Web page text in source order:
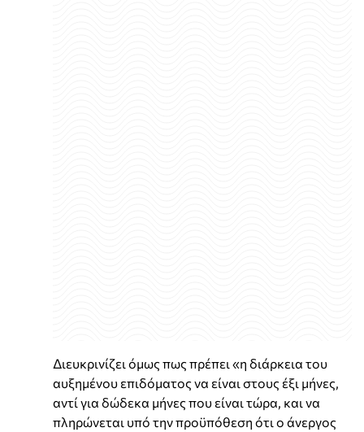
Διευκρινίζει όμως πως πρέπει «η διάρκεια του
αυξημένου επιδόματος να είναι στους έξι μήνες,
αντί για δώδεκα μήνες που είναι τώρα, και να
πληρώνεται υπό την προϋπόθεση ότι ο άνεργος